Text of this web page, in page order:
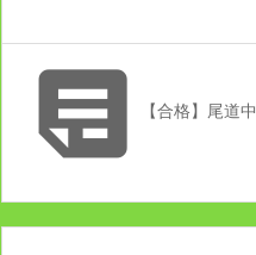
 【合格】尾道中